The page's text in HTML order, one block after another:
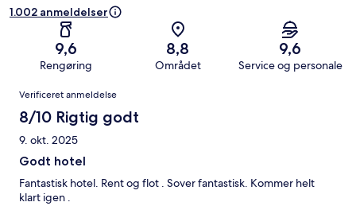
1.002 anmeldelser
9,6
Rengøring
8,8
Området
9,6
Service og personale
Anmeldelser
Verificeret anmeldelse
8/10 Rigtig godt
9. okt. 2025
Godt hotel
Fantastisk hotel. Rent og flot . Sover fantastisk. Kommer helt
klart igen .